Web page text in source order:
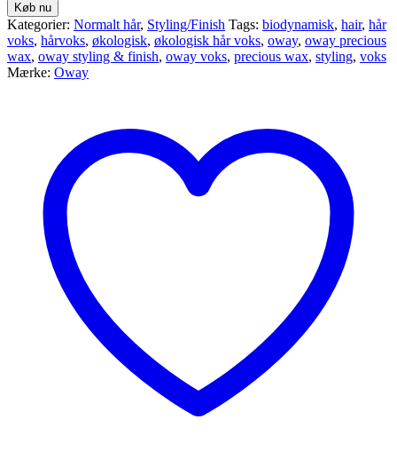
Køb nu
Kategorier: Normalt hår, Styling/Finish Tags: biodynamisk, hair, hår
voks, hårvoks, økologisk, økologisk hår voks, oway, oway precious
wax, oway styling & finish, oway voks, precious wax, styling, voks
Mærke: Oway